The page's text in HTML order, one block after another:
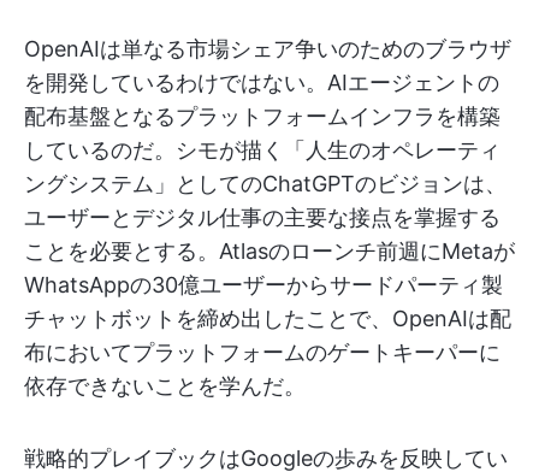
OpenAIは単なる市場シェア争いのためのブラウザ
を開発しているわけではない。AIエージェントの
配布基盤となるプラットフォームインフラを構築
しているのだ。シモが描く「人生のオペレーティ
ングシステム」としてのChatGPTのビジョンは、
ユーザーとデジタル仕事の主要な接点を掌握する
ことを必要とする。Atlasのローンチ前週にMetaが
WhatsAppの30億ユーザーからサードパーティ製
チャットボットを締め出したことで、OpenAIは配
布においてプラットフォームのゲートキーパーに
依存できないことを学んだ。
戦略的プレイブックはGoogleの歩みを反映してい